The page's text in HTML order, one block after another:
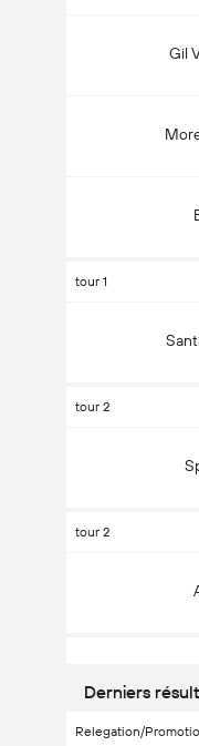
Gil
tour 1
tour 2
tour 2
Derniers
Relegation/